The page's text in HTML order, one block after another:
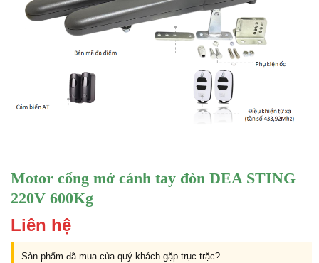
Motor cổng mở cánh tay đòn DEA STING
220V 600Kg
Liên hệ
Sản phẩm đã mua của quý khách gặp trục trặc?